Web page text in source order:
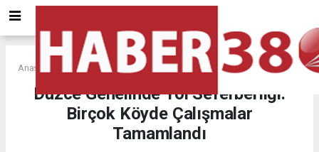
Anasayfa DÜZCE YEREL HABER
Düzce Genelinde Yol Seferberliği:
Birçok Köyde Çalışmalar
Tamamlandı